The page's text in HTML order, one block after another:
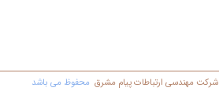
شرکت مهندسي ارتباطات پیام مشرق محفوظ مي باشد